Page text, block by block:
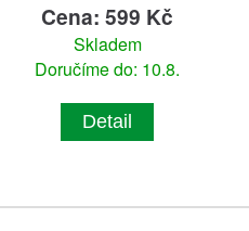
Cena: 599 Kč
Skladem
Doručíme do: 10.8.
Detail